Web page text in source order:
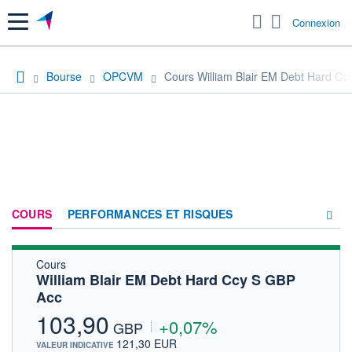
Menu Connexion
Bourse OPCVM Cours William Blair EM Debt Hard
COURS PERFORMANCES ET RISQUES
FORUM
Cours
William Blair EM Debt Hard Ccy S GBP
Acc
103,90 GBP +0,07%
VALEUR INDICATIVE 121,30 EUR